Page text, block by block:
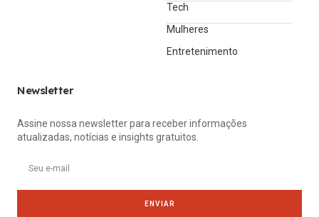
Tech
Mulheres
Entretenimento
Newsletter
Assine nossa newsletter para receber informações
atualizadas, notícias e insights gratuitos.
ENVIAR